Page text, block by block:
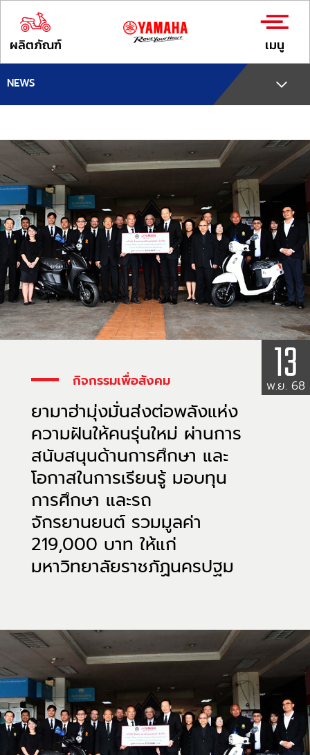
ผลิตภัณฑ์ เมนู
NEWS
กิจกรรมเพื่อสังคม
ยามาฮ่ามุ่งมั่นส่งต่อพลังแห่ง
ความฝันให้คนรุ่นใหม่ ผ่านการ
สนับสนุนด้านการศึกษา และ
โอกาสในการเรียนรู้ มอบทุน
การศึกษา และรถ
จักรยานยนต์ รวมมูลค่า
219,000 บาท ให้แก่
มหาวิทยาลัยราชภัฏนครปฐม
13
พ.ย. 68